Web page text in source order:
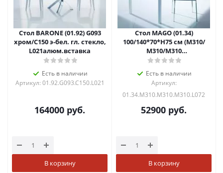
Стол BARONE (01.92) G093
хром/С150 э-бел. гл. стекло,
L021алюм.вставка
Есть в наличии
Артикул: 01.92.G093.C150.L021
164000 руб.
В корзину
Стол MAGO (01.34)
100/140*70*Н75 см (М310/
M310/М310
антрацит+L072алюм.)
Есть в наличии
Артикул:
01.34.M310.M310.M310.L072
52900 руб.
В корзину